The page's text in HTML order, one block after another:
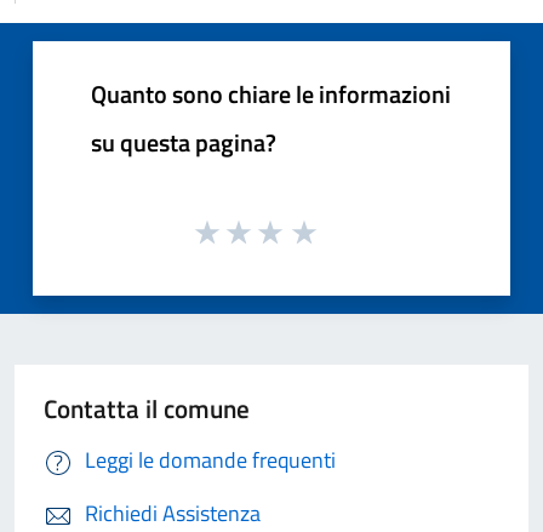
Quanto sono chiare le informazioni
su questa pagina?
Contatta il comune
Leggi le domande frequenti
Richiedi Assistenza